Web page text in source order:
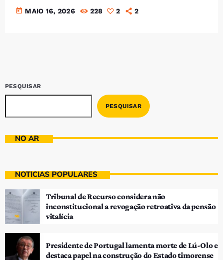
today MAIO 16, 2026 228 2 2
PESQUISAR
PESQUISAR
NO AR
NOTÍCIAS POPULARES
Tribunal de Recurso considera não
inconstitucional a revogação retroativa da pensão
vitalícia
Presidente de Portugal lamenta morte de Lú-Olo e
destaca papel na construção do Estado timorense